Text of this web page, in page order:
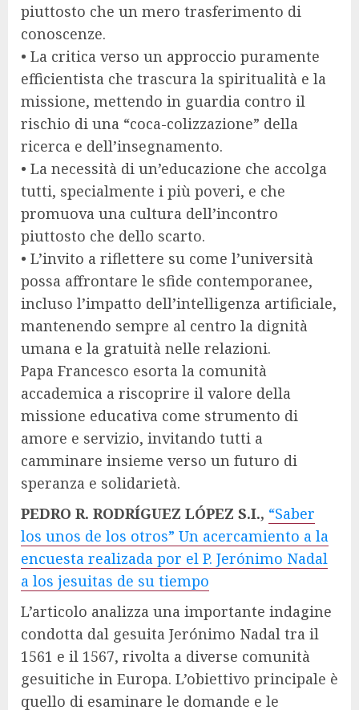
piuttosto che un mero trasferimento di
conoscenze.
• La critica verso un approccio puramente
efficientista che trascura la spiritualità e la
missione, mettendo in guardia contro il
rischio di una “coca-colizzazione” della
ricerca e dell’insegnamento.
• La necessità di un’educazione che accolga
tutti, specialmente i più poveri, e che
promuova una cultura dell’incontro
piuttosto che dello scarto.
• L’invito a riflettere su come l’università
possa affrontare le sfide contemporanee,
incluso l’impatto dell’intelligenza artificiale,
mantenendo sempre al centro la dignità
umana e la gratuità nelle relazioni.
Papa Francesco esorta la comunità
accademica a riscoprire il valore della
missione educativa come strumento di
amore e servizio, invitando tutti a
camminare insieme verso un futuro di
speranza e solidarietà.
PEDRO R. RODRÍGUEZ LÓPEZ S.I., “Saber
los unos de los otros” Un acercamiento a la
encuesta realizada por el P. Jerónimo Nadal
a los jesuitas de su tiempo
L’articolo analizza una importante indagine
condotta dal gesuita Jerónimo Nadal tra il
1561 e il 1567, rivolta a diverse comunità
gesuitiche in Europa. L’obiettivo principale è
quello di esaminare le domande e le